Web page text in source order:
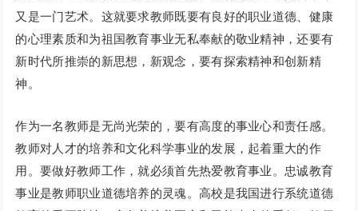
又是一门艺术。这就要求教师既要有良好的职业道德、健康
的心理素质和为祖国教育事业无私奉献的敬业精神，还要有
新时代所推崇的新思想，新观念，要有探索精神和创新精
神。
作为一名教师是无尚光荣的，要有高度的事业心和责任感。
教师对人才的培养和文化科学事业的发展，起着重大的作
用。要做好教师工作，就必须首先热爱教育事业。忠诚教育
事业是教师职业道德培养的灵魂。高校是我国进行系统道德